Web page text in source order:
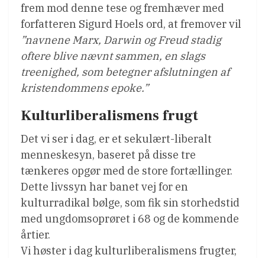
frem mod denne tese og fremhæver med
forfatteren Sigurd Hoels ord, at fremover vil
”navnene Marx, Darwin og Freud stadig
oftere blive nævnt sammen, en slags
treenighed, som betegner afslutningen af
kristendommens epoke.”
Kulturliberalismens frugt
Det vi ser i dag, er et sekulært-liberalt
menneskesyn, baseret på disse tre
tænkeres opgør med de store fortællinger.
Dette livssyn har banet vej for en
kulturradikal bølge, som fik sin storhedstid
med ungdomsoprøret i 68 og de kommende
årtier.
Vi høster i dag kulturliberalismens frugter,